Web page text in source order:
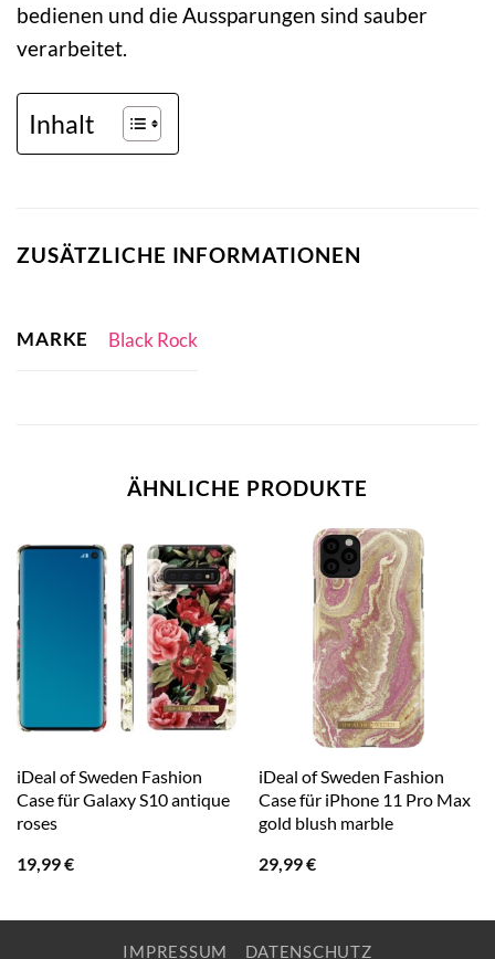
bedienen und die Aussparungen sind sauber
verarbeitet.
Inhalt
ZUSÄTZLICHE INFORMATIONEN
MARKE Black Rock
ÄHNLICHE PRODUKTE
iDeal of Sweden Fashion
Case für Galaxy S10 antique
roses
19,99€
iDeal of Sweden Fashion
Case für iPhone 11 Pro Max
gold blush marble
29,99€
IMPRESSUM DATENSCHUTZ